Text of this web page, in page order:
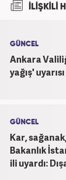
İLİŞKİLİ
GÜNCEL
Ankara
yağış' uyarısı
GÜNCEL
Kar,
Bakanlık
ili uyardı: